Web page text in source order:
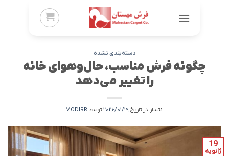
دسته‌بندی نشده
چگونه فرش مناسب، حال‌وهوای خانه
را تغییر می‌دهد
انتشار در تاریخ 2026/01/19 توسط MODIRR
19
ژانویه